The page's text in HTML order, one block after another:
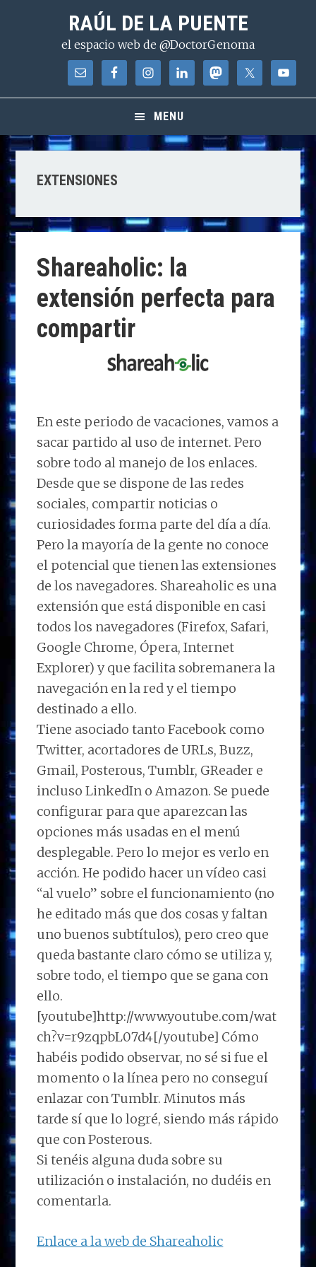
contenido
RAÚL DE LA PUENTE
el espacio web de @DoctorGenoma
MENU
EXTENSIONES
Shareaholic: la
extensión perfecta para
compartir
En este periodo de vacaciones, vamos a
sacar partido al uso de internet. Pero
sobre todo al manejo de los enlaces.
Desde que se dispone de las redes
sociales, compartir noticias o
curiosidades forma parte del día a día.
Pero la mayoría de la gente no conoce
el potencial que tienen las extensiones
de los navegadores. Shareaholic es una
extensión que está disponible en casi
todos los navegadores (Firefox, Safari,
Google Chrome, Ópera, Internet
Explorer) y que facilita sobremanera la
navegación en la red y el tiempo
destinado a ello.
Tiene asociado tanto Facebook como
Twitter, acortadores de URLs, Buzz,
Gmail, Posterous, Tumblr, GReader e
incluso LinkedIn o Amazon. Se puede
configurar para que aparezcan las
opciones más usadas en el menú
desplegable. Pero lo mejor es verlo en
acción. He podido hacer un vídeo casi
“al vuelo” sobre el funcionamiento (no
he editado más que dos cosas y faltan
uno buenos subtítulos), pero creo que
queda bastante claro cómo se utiliza y,
sobre todo, el tiempo que se gana con
ello.
[youtube]http://www.youtube.com/wat
ch?v=r9zqpbL07d4[/youtube] Cómo
habéis podido observar, no sé si fue el
momento o la línea pero no conseguí
enlazar con Tumblr. Minutos más
tarde sí que lo logré, siendo más rápido
que con Posterous.
Si tenéis alguna duda sobre su
utilización o instalación, no dudéis en
comentarla.
Enlace a la web de Shareaholic